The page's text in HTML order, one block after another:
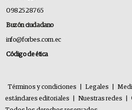
0982528765
Buzón ciudadano
info@forbes.com.ec
Código de ética
Términos y condiciones Legales
estándares editoriales
Nuestras redes